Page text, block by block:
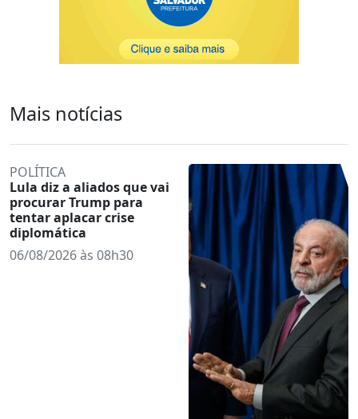
Mais notícias
POLÍTICA
Lula diz a aliados que vai
procurar Trump para
tentar aplacar crise
diplomática
06/08/2026 às 08h30